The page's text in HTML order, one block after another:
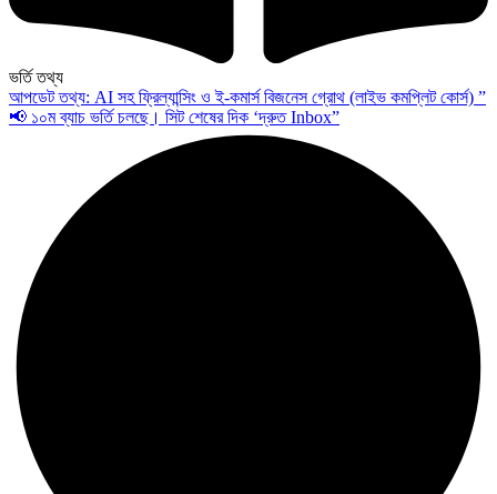
ভর্তি তথ্য
আপডেট তথ্য: AI সহ ফ্রিল্যান্সিং ও ই-কমার্স বিজনেস গ্রোথ (লাইভ কমপ্লিট কোর্স) ”
📢 ১০ম ব্যাচ ভর্তি চলছে। সিট শেষের দিক ‘দ্রুত Inbox”